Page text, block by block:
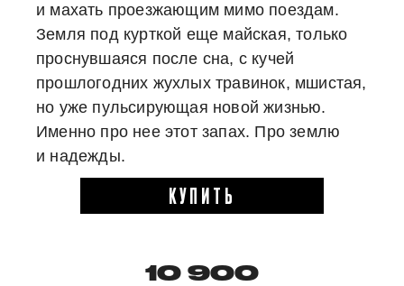
и махать проезжающим мимо поездам.
Земля под курткой еще майская, только
проснувшаяся после сна, с кучей
прошлогодних жухлых травинок, мшистая,
но уже пульсирующая новой жизнью.
Именно про нее этот запах. Про землю
и надежды.
КУПИТЬ
10 900